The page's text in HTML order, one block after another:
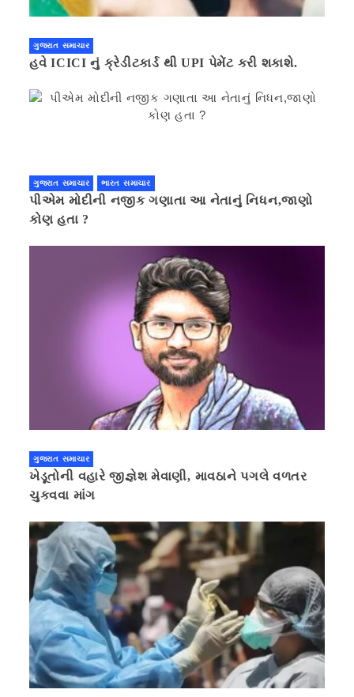
ગુજરાત સમાચાર
હવે ICICI નું ક્રેડીટકાર્ડ થી UPI પેમેંટ કરી શકાશે.
ગુજરાત સમાચાર ભારત સમાચાર
પીએમ મોદીની નજીક ગણાતા આ નેતાનું નિધન,જાણો
કોણ હતા ?
ગુજરાત સમાચાર
ખેડૂતોની વહારે જીજ્ઞેશ મેવાણી, માવઠાને પગલે વળતર
ચુકવવા માંગ